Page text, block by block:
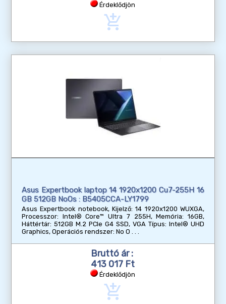
Érdeklődjön
add_shopping_cart
Asus Expertbook laptop 14 1920x1200 Cu7-255H 16
GB 512GB NoOs : B5405CCA-LY1799
Asus Expertbook notebook, Kijelző: 14 1920x1200 WUXGA,
Processzor: Intel® Core™ Ultra 7 255H, Memória: 16GB,
Háttértár: 512GB M.2 PCIe G4 SSD, VGA Típus: Intel® UHD
Graphics, Operációs rendszer: No O
Bruttó ár :
413 017 Ft
Érdeklődjön
add_shopping_cart